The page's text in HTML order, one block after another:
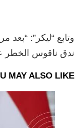
وتابع “ليكر”: “بعد
ندق ناقوس الخطر
MAY ALSO LIKE